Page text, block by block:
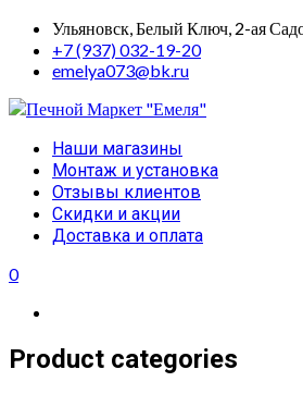
Skip
content
Ульяновск, Белый Ключ, 2-ая
+7 (937) 032-19-20
emelya073@bk.ru
Primary
Menu
Наши магазины
Монтаж и установка
Отзывы клиентов
Скидки и акции
Доставка и оплата
0
Product categories